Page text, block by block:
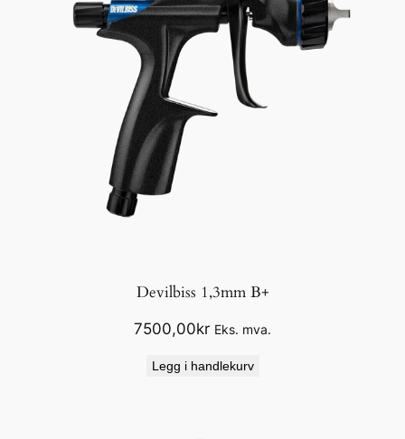
Devilbiss 1,3mm B+
7500,00kr Eks. mva.
Legg i handlekurv